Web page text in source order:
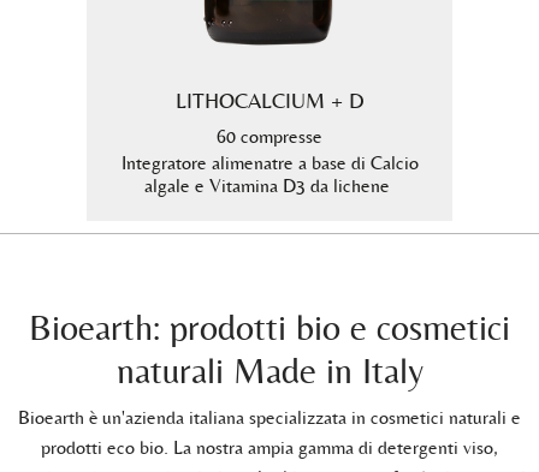
LITHOCALCIUM + D
60 compresse
Integratore alimenatre a base di Calcio
algale e Vitamina D3 da lichene
Bioearth: prodotti bio e cosmetici
naturali Made in Italy
Bioearth è un'azienda italiana specializzata in cosmetici naturali e
prodotti eco bio. La nostra ampia gamma di detergenti viso,